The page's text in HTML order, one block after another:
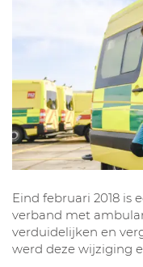
Eind februari 2018 is
verband met
verduidelijken en
werd deze wijziging